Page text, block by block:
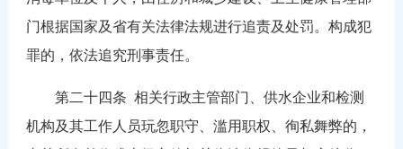
门根据国家及省有关法律法规进行追责及处罚。构成犯
罪的，依法追究刑事责任。
第二十四条 相关行政主管部门、供水企业和检测
机构及其工作人员玩忽职守、滥用职权、徇私舞弊的，